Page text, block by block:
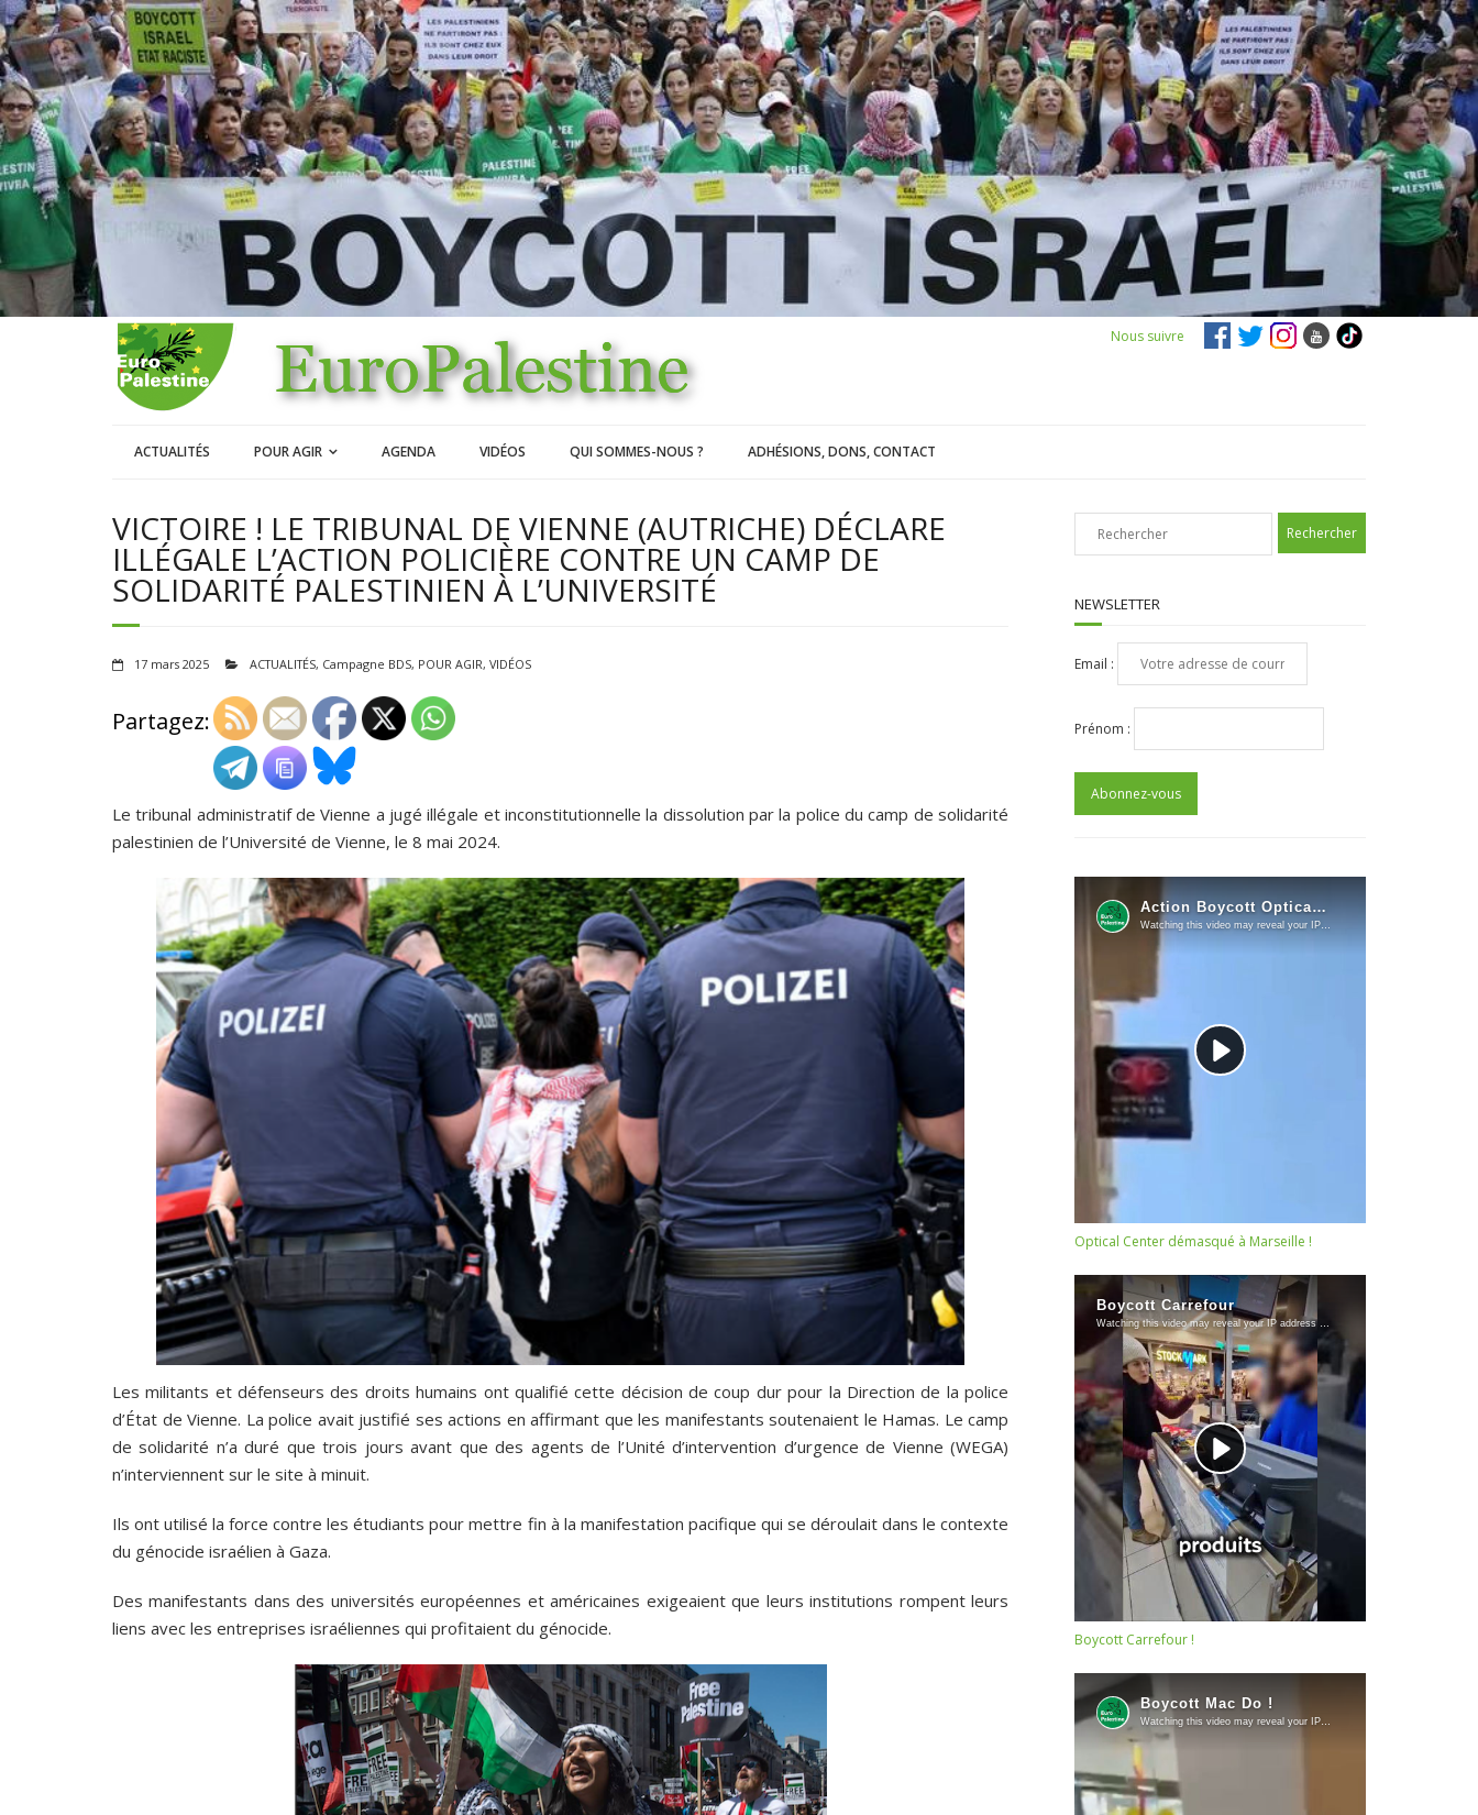
Nous suivre
ACTUALITÉS POUR AGIR AGENDA VIDÉOS QUI SOMMES-NOUS ? ADHÉSIONS, DONS, CONTACT
VICTOIRE ! LE TRIBUNAL DE VIENNE (AUTRICHE) DÉCLARE
ILLÉGALE L’ACTION POLICIÈRE CONTRE UN CAMP DE
SOLIDARITÉ PALESTINIEN À L’UNIVERSITÉ
17 mars 2025 ACTUALITÉS, Campagne BDS, POUR AGIR, VIDÉOS
Partagez:
Le tribunal administratif de Vienne a jugé illégale et inconstitutionnelle la dissolution par la police du camp de solidarité
palestinien de l’Université de Vienne, le 8 mai 2024.
Les militants et défenseurs des droits humains ont qualifié cette décision de coup dur pour la Direction de la police
d’État de Vienne. La police avait justifié ses actions en affirmant que les manifestants soutenaient le Hamas. Le camp
de solidarité n’a duré que trois jours avant que des agents de l’Unité d’intervention d’urgence de Vienne (WEGA)
n’interviennent sur le site à minuit.
Ils ont utilisé la force contre les étudiants pour mettre fin à la manifestation pacifique qui se déroulait dans le contexte
du génocide israélien à Gaza.
Des manifestants dans des universités européennes et américaines exigeaient que leurs institutions rompent leurs
liens avec les entreprises israéliennes qui profitaient du génocide.
NEWSLETTER
Email :
Prénom :
Optical Center démasqué à Marseille !
Boycott Carrefour !